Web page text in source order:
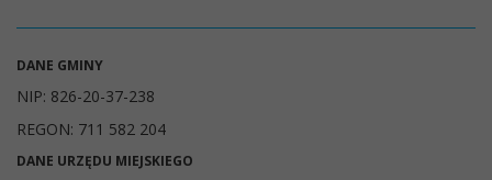
DANE GMINY
NIP: 826-20-37-238
REGON: 711 582 204
DANE URZĘDU MIEJSKIEGO